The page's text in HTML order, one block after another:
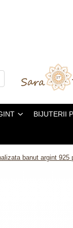
BIJUTERII
banut argint